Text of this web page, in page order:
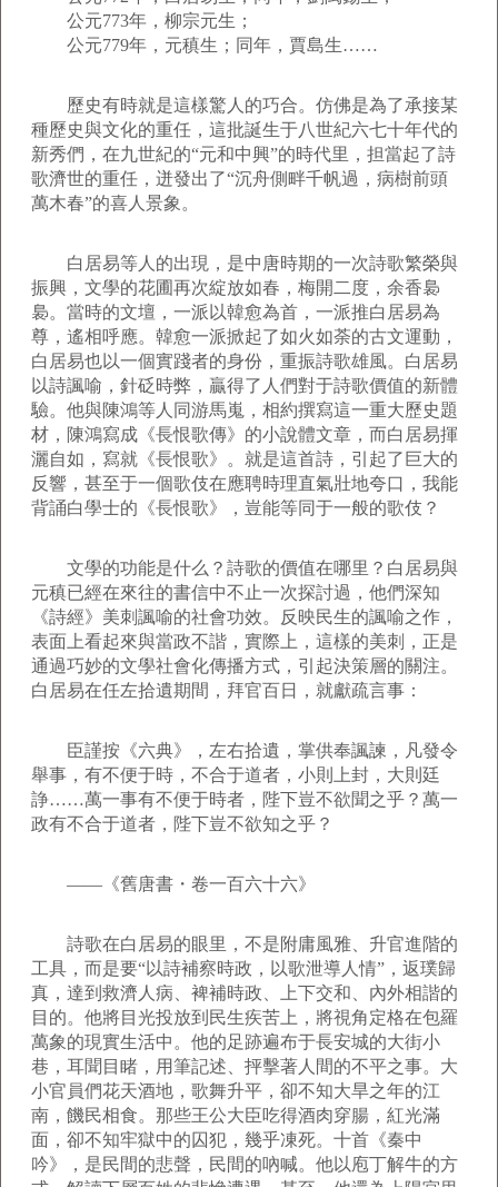
公元773年，柳宗元生；
公元779年，元稹生；同年，賈島生……
歷史有時就是這樣驚人的巧合。仿佛是為了承接某
種歷史與文化的重任，這批誕生于八世紀六七十年代的
新秀們，在九世紀的“元和中興”的時代里，担當起了詩
歌濟世的重任，迸發出了“沉舟側畔千帆過，病樹前頭
萬木春”的喜人景象。
白居易等人的出現，是中唐時期的一次詩歌繁榮與
振興，文學的花圃再次綻放如春，梅開二度，余香裊
裊。當時的文壇，一派以韓愈為首，一派推白居易為
尊，遙相呼應。韓愈一派掀起了如火如荼的古文運動，
白居易也以一個實踐者的身份，重振詩歌雄風。白居易
以詩諷喻，針砭時弊，贏得了人們對于詩歌價值的新體
驗。他與陳鴻等人同游馬嵬，相約撰寫這一重大歷史題
材，陳鴻寫成《長恨歌傳》的小說體文章，而白居易揮
灑自如，寫就《長恨歌》。就是這首詩，引起了巨大的
反響，甚至于一個歌伎在應聘時理直氣壯地夸口，我能
背誦白學士的《長恨歌》，豈能等同于一般的歌伎？
文學的功能是什么？詩歌的價值在哪里？白居易與
元稹已經在來往的書信中不止一次探討過，他們深知
《詩經》美刺諷喻的社會功效。反映民生的諷喻之作，
表面上看起來與當政不諧，實際上，這樣的美刺，正是
通過巧妙的文學社會化傳播方式，引起決策層的關注。
白居易在任左拾遺期間，拜官百日，就獻疏言事：
臣謹按《六典》，左右拾遺，掌供奉諷諫，凡發令
舉事，有不便于時，不合于道者，小則上封，大則廷
諍……萬一事有不便于時者，陛下豈不欲聞之乎？萬一
政有不合于道者，陛下豈不欲知之乎？
――《舊唐書・卷一百六十六》
詩歌在白居易的眼里，不是附庸風雅、升官進階的
工具，而是要“以詩補察時政，以歌泄導人情”，返璞歸
真，達到救濟人病、裨補時政、上下交和、內外相諧的
目的。他將目光投放到民生疾苦上，將視角定格在包羅
萬象的現實生活中。他的足跡遍布于長安城的大街小
巷，耳聞目睹，用筆記述、抨擊著人間的不平之事。大
小官員們花天酒地，歌舞升平，卻不知大旱之年的江
南，饑民相食。那些王公大臣吃得酒肉穿腸，紅光滿
面，卻不知牢獄中的囚犯，幾乎凍死。十首《秦中
吟》，是民間的悲聲，民間的吶喊。他以庖丁解牛的方